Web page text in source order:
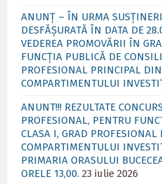
ANUNȚ – ÎN URMA
DESFĂȘURATĂ ÎN DATA DE
VEDEREA PROMOVĂRII ÎN
FUNCȚIA PUBLICĂ DE
PROFESIONAL PRINCIPAL
COMPARTIMENTULUI
ANUNT!!! REZULTATE
PROFESIONAL, PENTRU
CLASA I, GRAD
COMPARTIMENTULUI
PRIMARIA ORASULUI
ORELE 13,00. 23 iulie 2026